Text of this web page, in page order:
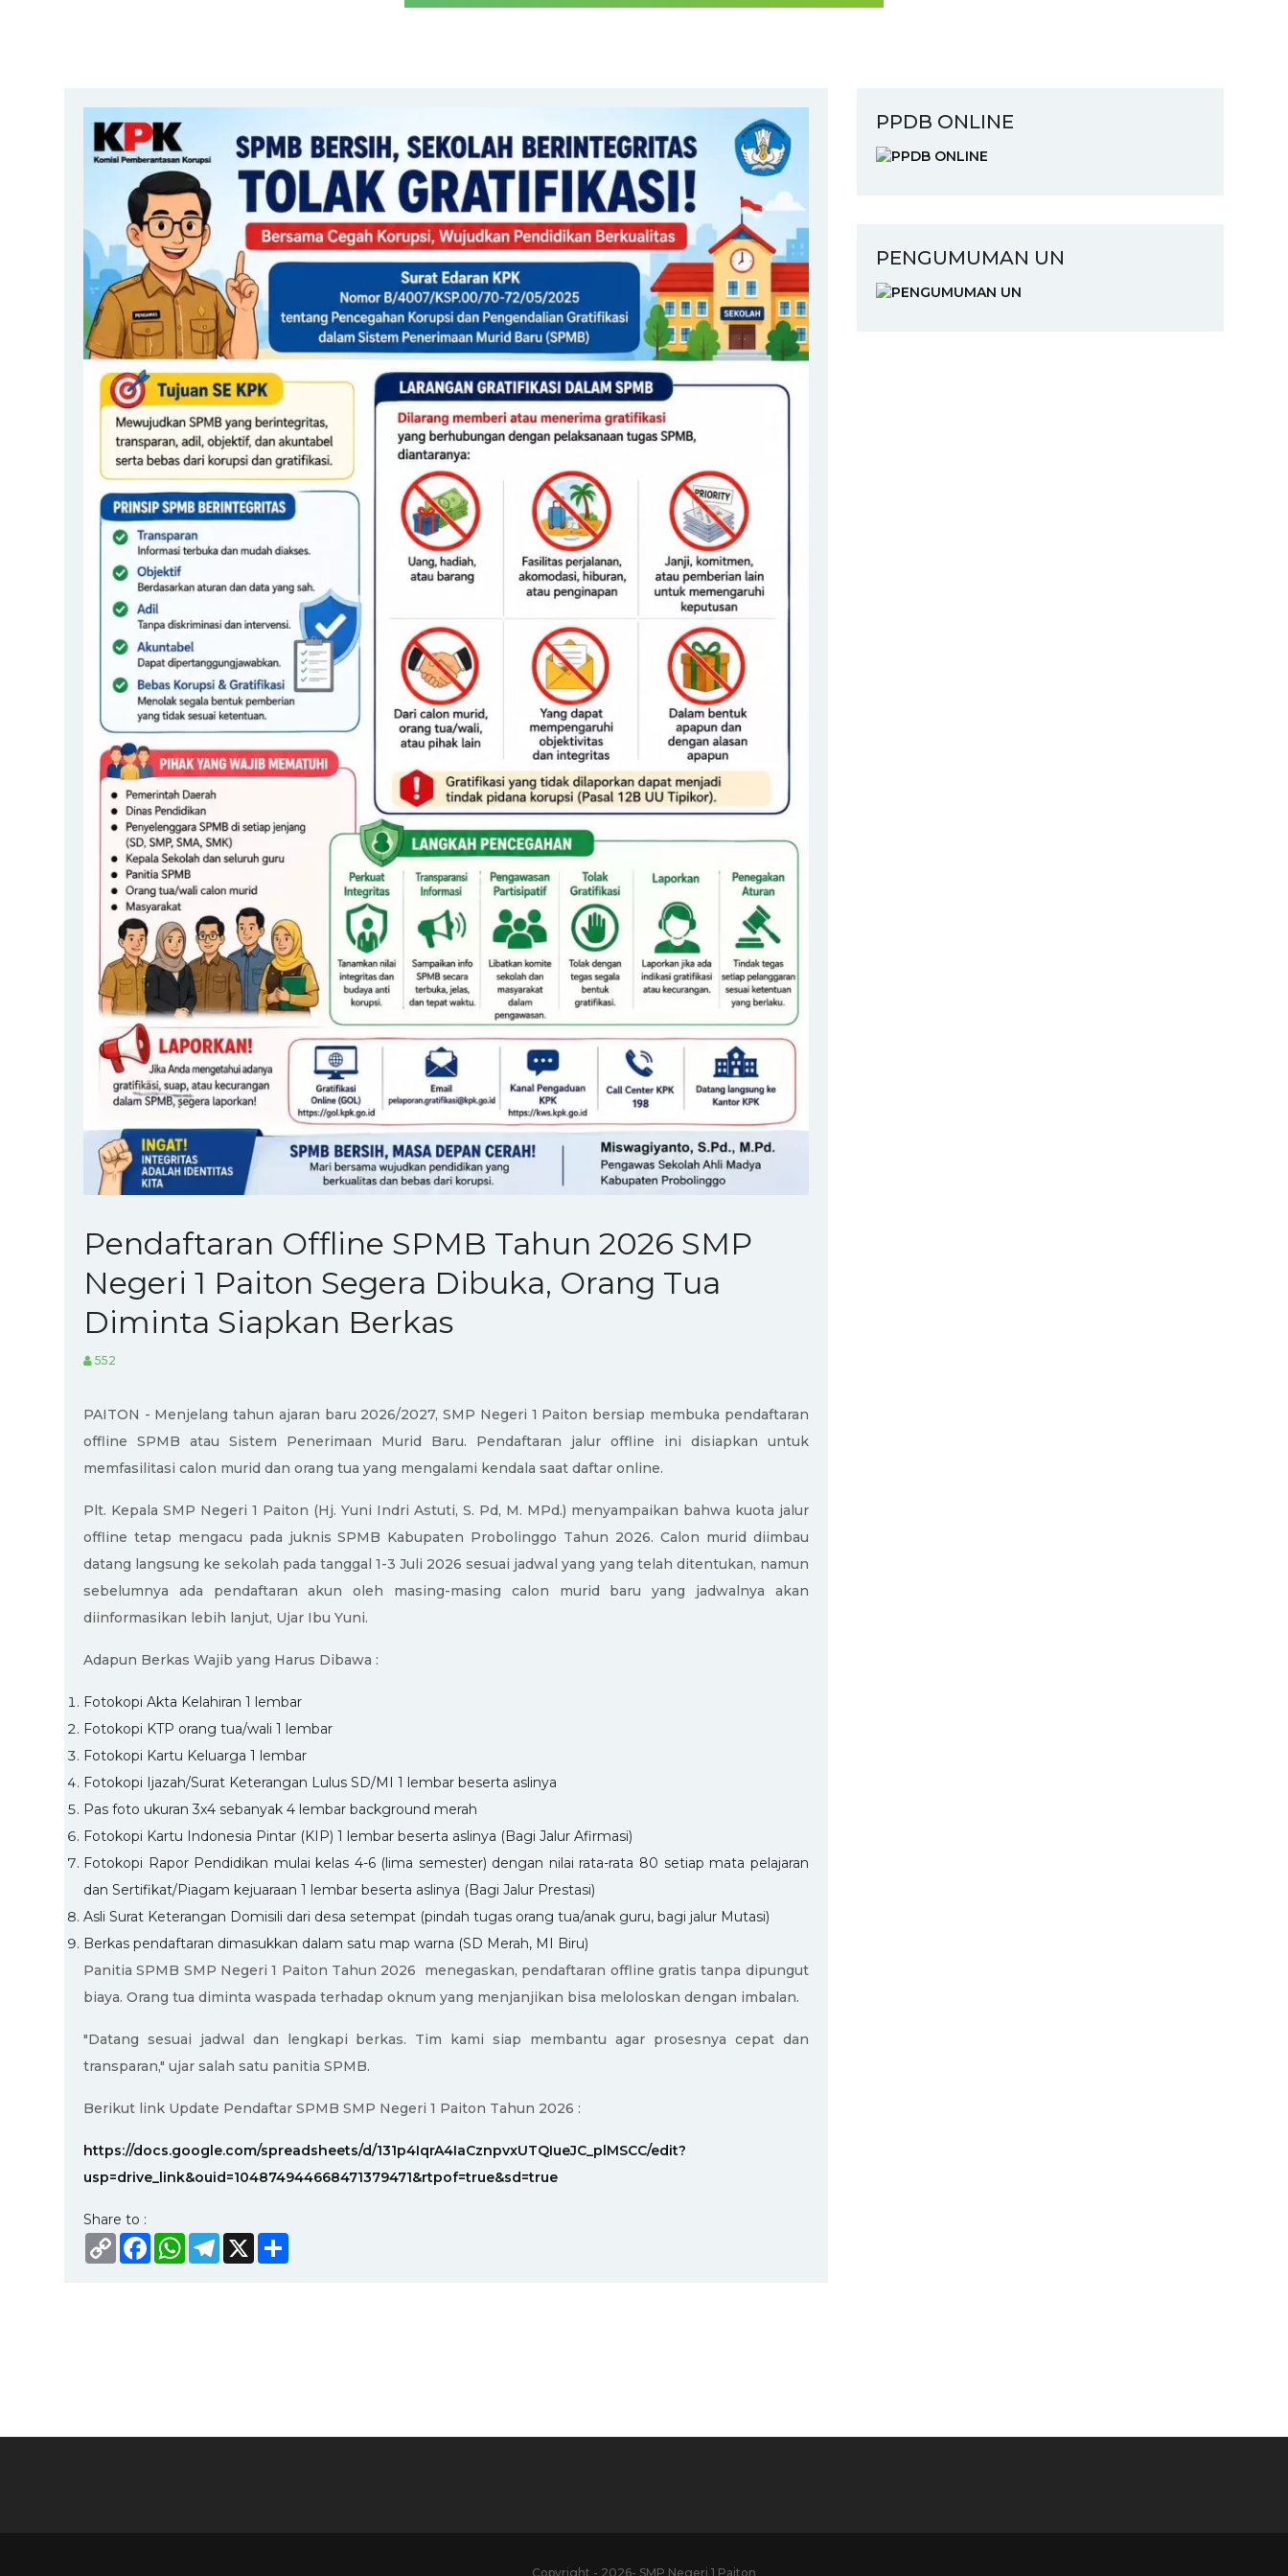
Pendaftaran Offline SPMB Tahun 2026 SMP
Negeri 1 Paiton Segera Dibuka, Orang Tua
Diminta Siapkan Berkas
552
PAITON - Menjelang tahun ajaran baru 2026/2027, SMP Negeri 1 Paiton bersiap membuka pendaftaran
offline SPMB atau Sistem Penerimaan Murid Baru. Pendaftaran jalur offline ini disiapkan untuk
memfasilitasi calon murid dan orang tua yang mengalami kendala saat daftar online.
Plt. Kepala SMP Negeri 1 Paiton (Hj. Yuni Indri Astuti, S. Pd, M. MPd.) menyampaikan bahwa kuota jalur
offline tetap mengacu pada juknis SPMB Kabupaten Probolinggo Tahun 2026. Calon murid diimbau
datang langsung ke sekolah pada tanggal 1-3 Juli 2026 sesuai jadwal yang yang telah ditentukan, namun
sebelumnya ada pendaftaran akun oleh masing-masing calon murid baru yang jadwalnya akan
diinformasikan lebih lanjut, Ujar Ibu Yuni.
Adapun Berkas Wajib yang Harus Dibawa :
Fotokopi Akta Kelahiran 1 lembar
Fotokopi KTP orang tua/wali 1 lembar
Fotokopi Kartu Keluarga 1 lembar
Fotokopi Ijazah/Surat Keterangan Lulus SD/MI 1 lembar beserta aslinya
Pas foto ukuran 3x4 sebanyak 4 lembar background merah
Fotokopi Kartu Indonesia Pintar (KIP) 1 lembar beserta aslinya (Bagi Jalur Afirmasi)
Fotokopi Rapor Pendidikan mulai kelas 4-6 (lima semester) dengan nilai rata-rata 80 setiap mata pelajaran
dan Sertifikat/Piagam kejuaraan 1 lembar beserta aslinya (Bagi Jalur Prestasi)
Asli Surat Keterangan Domisili dari desa setempat (pindah tugas orang tua/anak guru, bagi jalur Mutasi)
Berkas pendaftaran dimasukkan dalam satu map warna (SD Merah, MI Biru)
Panitia SPMB SMP Negeri 1 Paiton Tahun 2026 menegaskan, pendaftaran offline gratis tanpa dipungut
biaya. Orang tua diminta waspada terhadap oknum yang menjanjikan bisa meloloskan dengan imbalan.
"Datang sesuai jadwal dan lengkapi berkas. Tim kami siap membantu agar prosesnya cepat dan
transparan," ujar salah satu panitia SPMB.
Berikut link Update Pendaftar SPMB SMP Negeri 1 Paiton Tahun 2026 :
https://docs.google.com/spreadsheets/d/131p4IqrA4IaCznpvxUTQIueJC_plMSCC/edit?
usp=drive_link&ouid=104874944668471379471&rtpof=true&sd=true
Share to :
Copy
Link
FacebookWhatsApp
Telegram
X
PPDB ONLINE
PENGUMUMAN UN
Copyright - 2026- SMP Negeri 1 Paiton